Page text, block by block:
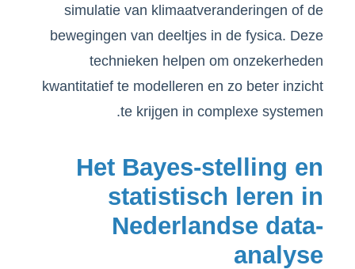
simulatie van klimaatveranderingen of de
bewegingen van deeltjes in de fysica. Deze
technieken helpen om onzekerheden
kwantitatief te modelleren en zo beter inzicht
te krijgen in complexe systemen.
Het Bayes-stelling en
statistisch leren in
Nederlandse data-
analyse